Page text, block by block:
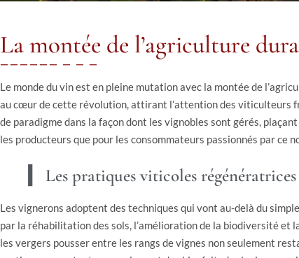
La montée de l’agriculture
Le monde du vin est en pleine mutation avec la montée de
au cœur de cette révolution, attirant l’attention des viticulteurs
de paradigme dans la façon dont les vignobles sont gérés,
les producteurs que pour les consommateurs passionnés par ce
Les pratiques viticoles régénératrices
Les vignerons adoptent des techniques qui vont au-delà du
par la réhabilitation des sols, l’amélioration de la biodiversité et
les vergers pousser entre les rangs de vignes non seulement